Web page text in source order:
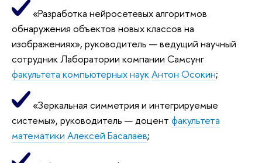
«Разработка нейросетевых алгоритмов
обнаружения объектов новых классов на
изображениях», руководитель — ведущий научный
сотрудник Лаборатории компании Самсунг
факультета компьютерных наукАнтон Осокин;
«Зеркальная симметрия и интегрируемые
системы», руководитель — доцент факультета
математики Алексей Басалаев;